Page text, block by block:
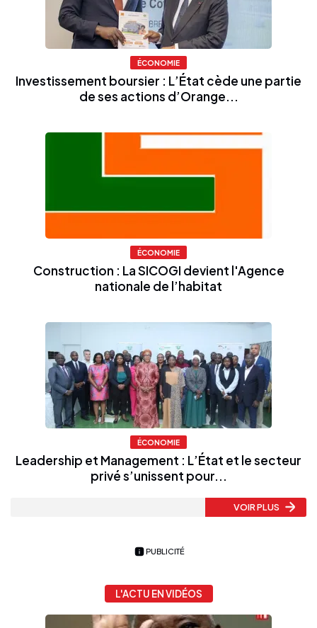
ÉCONOMIE
Investissement boursier : L’État cède une partie
de ses actions d’Orange...
ÉCONOMIE
Construction : La SICOGI devient l'Agence
nationale de l’habitat
ÉCONOMIE
Leadership et Management : L’État et le secteur
privé s’unissent pour...
VOIR PLUS
PUBLICITÉ
L'ACTU EN VIDÉOS